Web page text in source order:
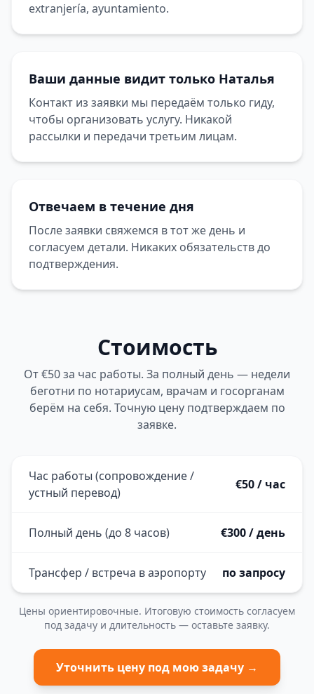
extranjería, ayuntamiento.
Ваши данные видит только Наталья
Контакт из заявки мы передаём только гиду,
чтобы организовать услугу. Никакой
рассылки и передачи третьим лицам.
Отвечаем в течение дня
После заявки свяжемся в тот же день и
согласуем детали. Никаких обязательств до
подтверждения.
Стоимость
От €50 за час работы. За полный день — недели
беготни по нотариусам, врачам и госорганам
берём на себя. Точную цену подтверждаем по
заявке.
Час работы (сопровождение /
устный перевод)
€50 / час
Полный день (до 8 часов) €300 / день
Трансфер / встреча в аэропорту по запросу
Цены ориентировочные. Итоговую стоимость согласуем
под задачу и длительность — оставьте заявку.
Уточнить цену под мою задачу →